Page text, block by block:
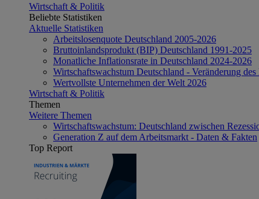
Wirtschaft & Politik
Beliebte Statistiken
Aktuelle Statistiken
Arbeitslosenquote Deutschland 2005-2026
Bruttoinlandsprodukt (BIP) Deutschland 1991-2025
Monatliche Inflationsrate in Deutschland 2024-2026
Wirtschaftswachstum Deutschland - Veränderung
Wertvollste Unternehmen der Welt 2026
Wirtschaft & Politik
Themen
Weitere Themen
Wirtschaftswachstum: Deutschland zwischen
Generation Z auf dem Arbeitsmarkt - Daten & Fakten
Top Report